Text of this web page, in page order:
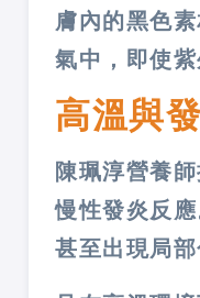
膚內的黑色
氣中，即使
高溫與
陳珮淳營養
慢性發炎反
甚至出現局